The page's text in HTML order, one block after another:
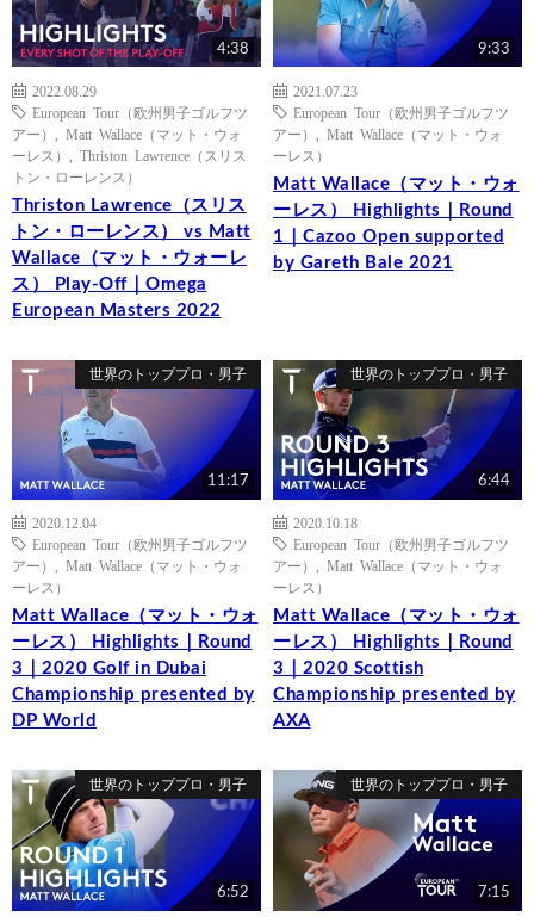
4:38
2022.08.29
European Tour（欧州男子ゴルフツ
アー）
Matt Wallace（マット・ウォ
ーレス）
Thriston Lawrence（スリス
トン・ローレンス）
Thriston Lawrence（スリス
トン・ローレンス） vs Matt
Wallace（マット・ウォーレ
ス） Play-Off｜Omega
European Masters 2022
9:33
2021.07.23
European Tour（欧州男子ゴルフツ
アー）
Matt Wallace（マット・ウォ
ーレス）
Matt Wallace（マット・ウォ
ーレス） Highlights｜Round
1｜Cazoo Open supported
by Gareth Bale 2021
世界のトッププロ・男子
11:17
2020.12.04
European Tour（欧州男子ゴルフツ
アー）
Matt Wallace（マット・ウォ
ーレス）
Matt Wallace（マット・ウォ
ーレス） Highlights｜Round
3｜2020 Golf in Dubai
Championship presented by
DP World
世界のトッププロ・男子
6:44
2020.10.18
European Tour（欧州男子ゴルフツ
アー）
Matt Wallace（マット・ウォ
ーレス）
Matt Wallace（マット・ウォ
ーレス） Highlights｜Round
3｜2020 Scottish
Championship presented by
AXA
世界のトッププロ・男子
6:52
世界のトッププロ・男子
7:15